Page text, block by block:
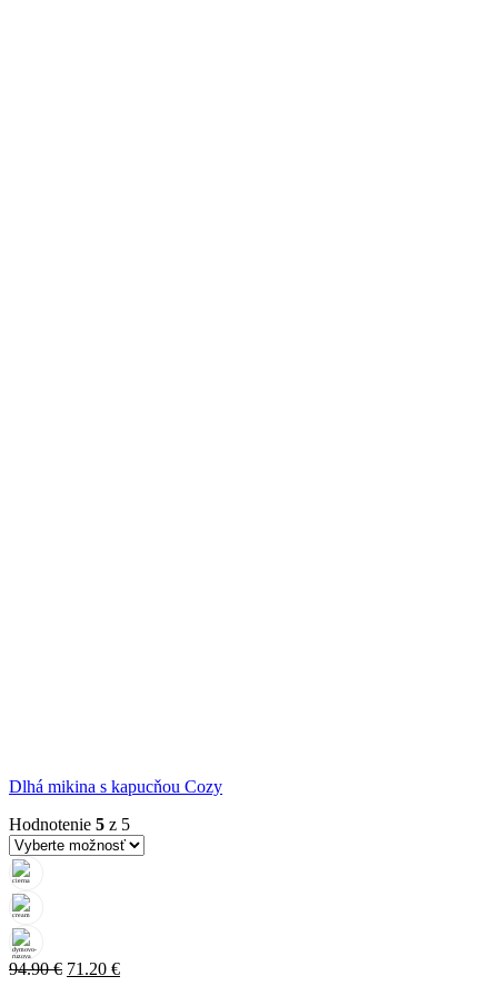
Dlhá mikina s kapucňou Cozy
Hodnotenie 5 z 5
94.90€ Pôvodná
71.20 €Aktuálna